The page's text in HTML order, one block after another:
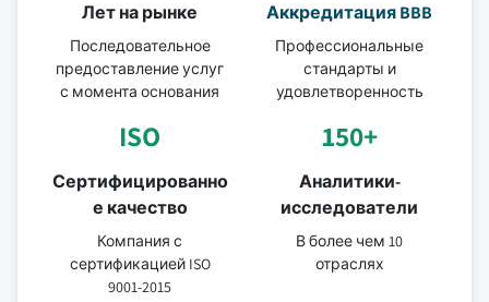
Лет на рынке
Последовательное
предоставление услуг
с момента основания
Аккредитация BBB
Профессиональные
стандарты и
удовлетворенность
ISO
Сертифицированно
е качество
Компания с
сертификацией ISO
9001-2015
150+
Аналитики-
исследователи
В более чем 10
отраслях